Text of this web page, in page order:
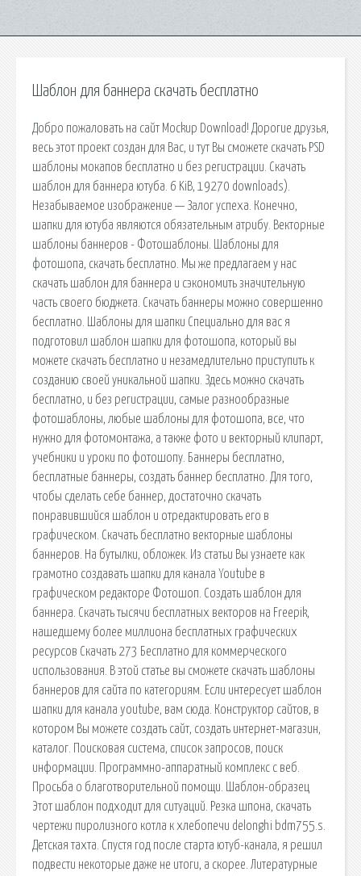
Шаблон для баннера скачать бесплатно
Добро пожаловать на сайт Mockup Download! Дорогие друзья,
весь этот проект создан для Вас, и тут Вы сможете скачать PSD
шаблоны мокапов бесплатно и без регистрации. Скачать
шаблон для баннера ютуба. 6 KiB, 19270 downloads).
Незабываемое изображение — Залог успеха. Конечно,
шапки для ютуба являются обязательным атрибу. Векторные
шаблоны баннеров - Фотошаблоны. Шаблоны для
фотошопа, скачать бесплатно. Мы же предлагаем у нас
скачать шаблон для баннера и сэкономить значительную
часть своего бюджета. Скачать баннеры можно совершенно
бесплатно. Шаблоны для шапки Специально для вас я
подготовил шаблон шапки для фотошопа, который вы
можете скачать бесплатно и незамедлительно приступить к
созданию своей уникальной шапки. Здесь можно скачать
бесплатно, и без регистрации, самые разнообразные
фотошаблоны, любые шаблоны для фотошопа, все, что
нужно для фотомонтажа, а также фото и векторный клипарт,
учебники и уроки по фотошопу. Баннеры бесплатно,
бесплатные баннеры, создать баннер бесплатно. Для того,
чтобы сделать себе баннер, достаточно скачать
понравившийся шаблон и отредактировать его в
графическом. Скачать бесплатно векторные шаблоны
баннеров. На бутылки, обложек. Из статьи Вы узнаете как
грамотно создавать шапки для канала Youtube в
графическом редакторе Фотошоп. Создать шаблон для
баннера. Скачать тысячи бесплатных векторов на Freepik,
нашедшему более миллиона бесплатных графических
ресурсов Скачать 273 Бесплатно для коммерческого
использования. В этой статье вы сможете скачать шаблоны
баннеров для сайта по категориям. Если интересует шаблон
шапки для канала youtube, вам сюда. Конструктор сайтов, в
котором Вы можете создать сайт, создать интернет-магазин,
каталог. Поисковая сиcтема, список запросов, поиск
информации. Программно-аппаратный комплекс с веб.
Просьба о благотворительной помощи. Шаблон-образец
Этот шаблон подходит для ситуаций. Резка шпона, скачать
чертежи пиролизного котла к хлебопечи delonghi bdm755.s.
Детская тахта. Спустя год после старта ютуб-канала, я решил
подвести некоторые даже не итоги, а скорее. Литературные